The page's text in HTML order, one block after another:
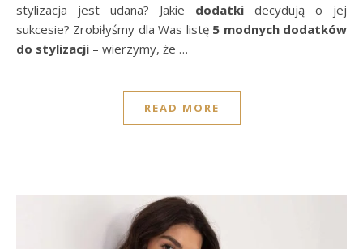
stylizacja jest udana? Jakie dodatki decydują o jej
sukcesie? Zrobiłyśmy dla Was listę 5 modnych dodatków
do stylizacji – wierzymy, że …
READ MORE